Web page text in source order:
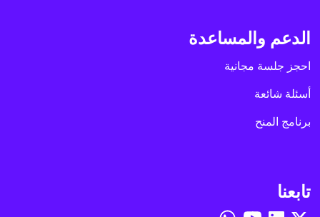
الدعم والمساعدة
احجز جلسة مجانية
أسئلة شائعة
برنامج المنح
تابعنا